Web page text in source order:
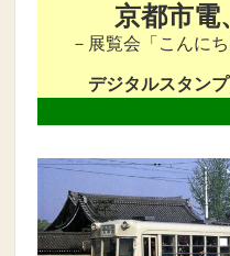
京都市電
－展覧会「こんに
デジタルスタン